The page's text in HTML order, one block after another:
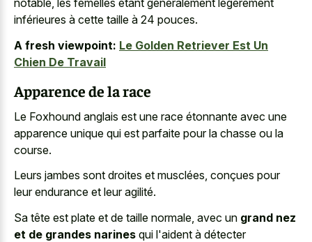
notable, les femelles étant généralement légèrement
inférieures à cette taille à 24 pouces.
A fresh viewpoint: Le Golden Retriever Est Un
Chien De Travail
Apparence de la race
Le Foxhound anglais est une race étonnante avec une
apparence unique qui est parfaite pour la chasse ou la
course.
Leurs jambes sont droites et musclées, conçues pour
leur endurance et leur agilité.
Sa tête est plate et de taille normale, avec un grand nez
et de grandes narines qui l'aident à détecter